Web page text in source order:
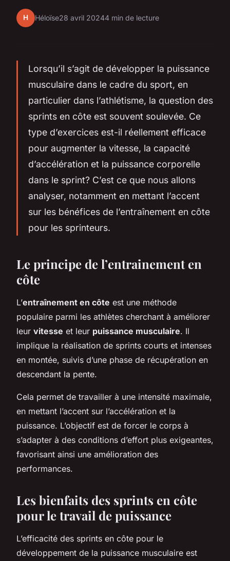
H Héloïse28 avril 20244 min de lecture
Lorsqu’il s’agit de développer la puissance
musculaire dans le cadre du sport, en
particulier dans l’athlétisme, la question des
sprints en côte est souvent soulevée. Ce
type d’exercices est-il réellement efficace
pour augmenter la vitesse, la capacité
d’accélération et la puissance corporelle
dans le sprint? C’est ce que nous allons
analyser, notamment en mettant l’accent
sur les bénéfices de l’entraînement en côte
pour les sprinteurs.
Le principe de l’entrainement en
côte
L’entraînement en côte est une méthode
populaire parmi les athlètes cherchant à améliorer
leur vitesse et leur puissance musculaire. Il
implique la réalisation de sprints courts et intenses
en montée, suivis d’une phase de récupération en
descendant la pente.
Cela permet de travailler à une intensité maximale,
en mettant l’accent sur l’accélération et la
puissance. L’objectif est de forcer le corps à
s’adapter à des conditions d’effort plus exigeantes,
favorisant ainsi une amélioration des
performances.
Les bienfaits des sprints en côte
pour le travail de puissance
L’efficacité des sprints en côte pour le
développement de la puissance musculaire est